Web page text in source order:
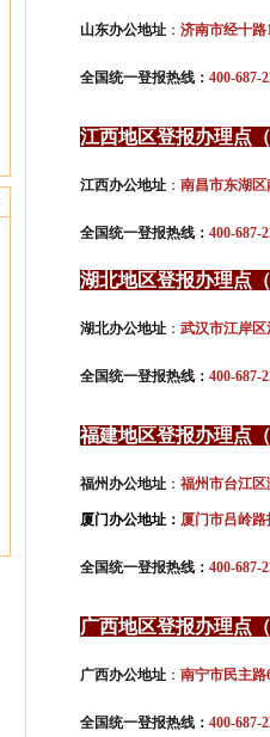
山东办公地址 ： 济南市经十路
全国统一登报热线： 400-687-
江西地区登报办理点
江西办公地址 ： 南昌市东湖区
全国统一登报热线： 400-687-
湖北地区登报办理点
湖北办公地址 ： 武汉市江岸
全国统一登报热线： 400-687-
福建地区登报办理点
福州办公地址 ： 福州市台江区
厦门办公地址 ： 厦门市吕岭
全国统一登报热线： 400-687-
广西地区登报办理点
广西办公地址 ： 南宁市民主
全国统一登报热线： 400-687-